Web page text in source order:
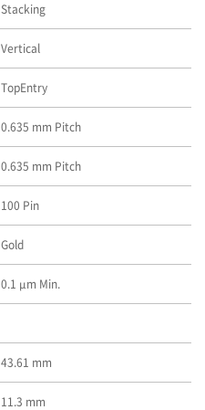
Stacking
Vertical
TopEntry
0.635 mm Pitch
0.635 mm Pitch
100 Pin
Gold
0.1 μm Min.
43.61 mm
11.3 mm